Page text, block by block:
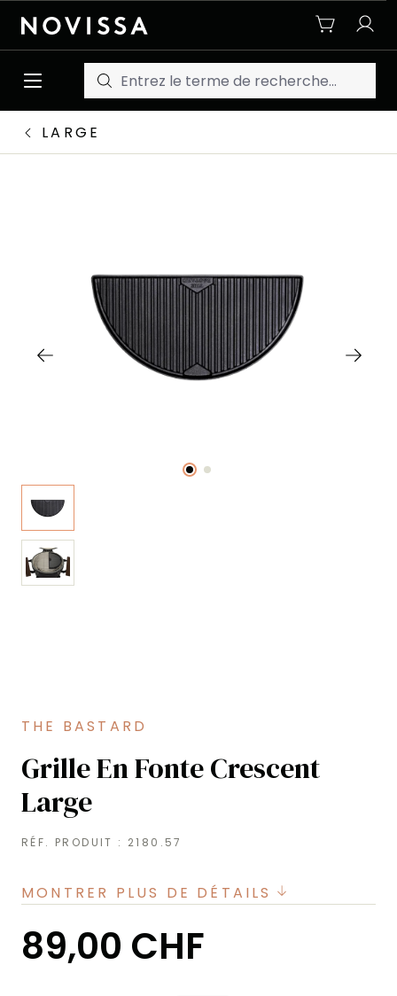
Passer au contenu principal
LARGE
THE BASTARD
Grille En Fonte Crescent
Large
RÉF. PRODUIT : 2180.57
MONTRER PLUS DE DÉTAILS
Prix régulier :
89,00 CHF